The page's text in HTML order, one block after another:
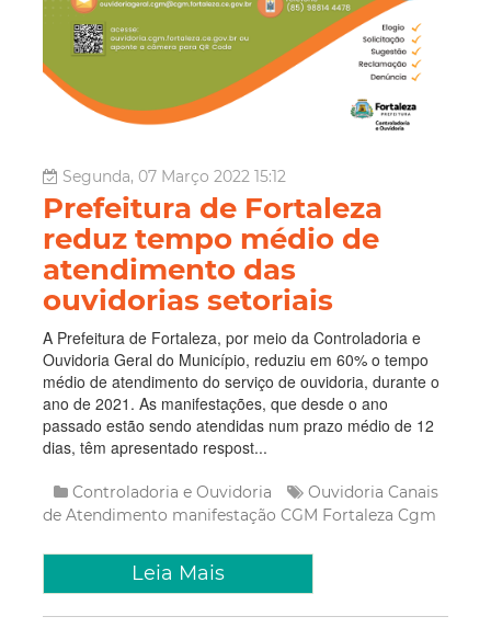
Segunda, 07 Março 2022 15:12
Prefeitura de Fortaleza
reduz tempo médio de
atendimento das
ouvidorias setoriais
A Prefeitura de Fortaleza, por meio da Controladoria e
Ouvidoria Geral do Município, reduziu em 60% o tempo
médio de atendimento do serviço de ouvidoria, durante o
ano de 2021. As manifestações, que desde o ano
passado estão sendo atendidas num prazo médio de 12
dias, têm apresentado respost...
Controladoria e Ouvidoria Ouvidoria Canais
de Atendimento manifestação CGM Fortaleza Cgm
Leia Mais